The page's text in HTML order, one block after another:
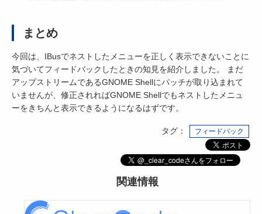
まとめ
今回は、IBusでネストしたメニューを正しく表示できないことに
気づいてフィードバックしたときの知見を紹介しました。 まだ
アップストリームであるGNOME Shellにパッチが取り込まれて
いませんが、修正されればGNOME Shellでもネストしたメニュ
ーをきちんと表示できるようになるはずです。
タグ： フィードバック
関連情報